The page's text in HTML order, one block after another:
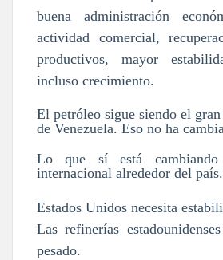
buena administración
actividad comercial,
productivos, mayor
incluso crecimiento.
El petróleo sigue siendo el
de Venezuela. Eso no ha
Lo que sí está
internacional alrededor del país.
Estados Unidos necesita
Las refinerías
pesado.